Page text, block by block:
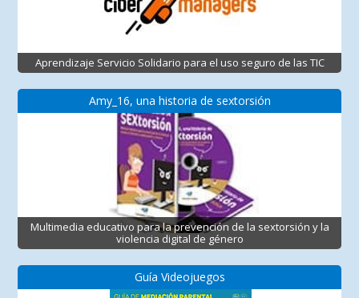
Aprendizaje Servicio Solidario para el uso seguro de las TIC
Amy_16, una historia de sextorsión
Multimedia educativo para la prevención de la sextorsión y la
violencia digital de género
Guía Videojuegos